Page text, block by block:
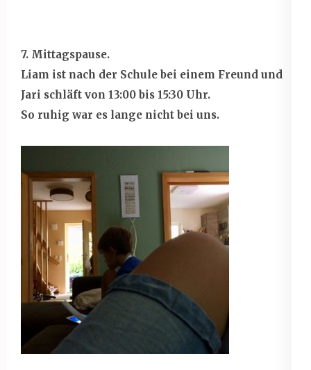
7. Mittagspause.
Liam ist nach der Schule bei einem Freund und
Jari schläft von 13:00 bis 15:30 Uhr.
So ruhig war es lange nicht bei uns.